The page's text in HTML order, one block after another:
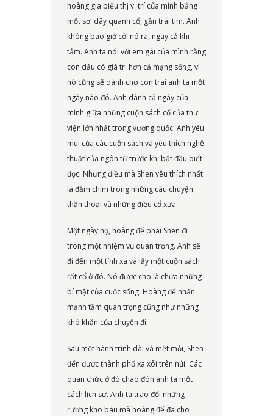
hoàng gia biểu thị vị trí của mình bằng
một sợi dây quanh cổ, gần trái tim. Anh
không bao giờ cởi nó ra, ngay cả khi
tắm. Anh ta nói với em gái của mình rằng
con dấu có giá trị hơn cả mạng sống, vì
nó cũng sẽ dành cho con trai anh ta một
ngày nào đó. Anh dành cả ngày của
mình giữa những cuộn sách cổ của thư
viện lớn nhất trong vương quốc. Anh yêu
mùi của các cuộn sách và yêu thích nghệ
thuật của ngôn từ trước khi bắt đầu biết
đọc. Nhưng điều mà Shen yêu thích nhất
là đắm chìm trong những câu chuyện
thần thoại và những điều cổ xưa.
Một ngày nọ, hoàng đế phái Shen đi
trong một nhiệm vụ quan trọng. Anh sẽ
đi đến một tỉnh xa và lấy một cuộn sách
rất cổ ở đó. Nó được cho là chứa những
bí mật của cuộc sống. Hoàng đế nhấn
mạnh tầm quan trọng cũng như những
khó khăn của chuyến đi.
Sau một hành trình dài và mệt mỏi, Shen
đến được thành phố xa xôi trên núi. Các
quan chức ở đó chào đón anh ta một
cách lịch sự. Anh ta trao đổi những
rương kho báu mà hoàng đế đã cho